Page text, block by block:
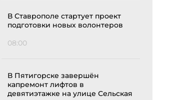
В Ставрополе стартует проект
подготовки новых волонтеров
08:00
В Пятигорске завершён
капремонт лифтов в
девятиэтажке на улице Сельская